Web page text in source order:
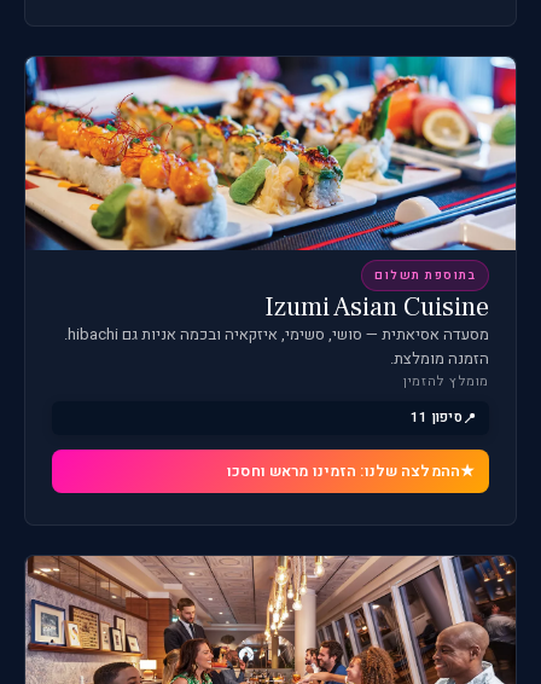
בתוספת תשלום
Izumi Asian Cuisine
מסעדה אסיאתית — סושי, סשימי, איזקאיה ובכמה אניות גם hibachi.
הזמנה מומלצת.
מומלץ להזמין
סיפון 11
ההמלצה שלנו: הזמינו מראש וחסכו